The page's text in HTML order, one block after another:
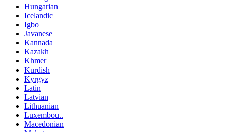
Hungarian
Icelandic
Igbo
Javanese
Kannada
Kazakh
Khmer
Kurdish
Kyrgyz
Latin
Latvian
Lithuanian
Luxembou..
Macedonian